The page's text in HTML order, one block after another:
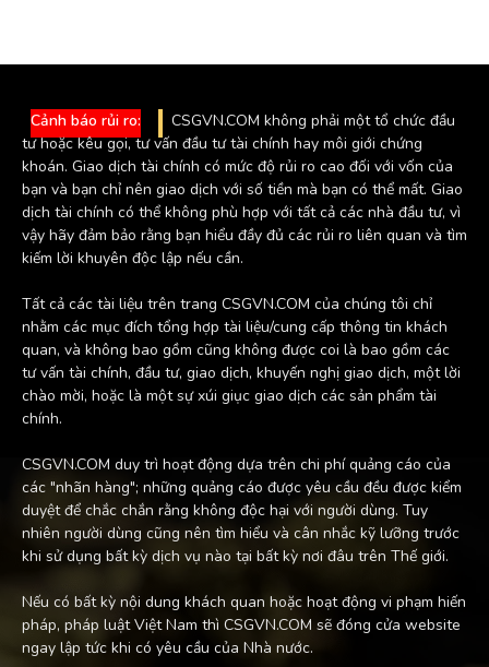
Cảnh báo rủi ro:
CSGVN.COM không phải một tổ chức đầu
tư hoặc kêu gọi, tư vấn đầu tư tài chính hay môi giới chứng
khoán. Giao dịch tài chính có mức độ rủi ro cao đối với vốn của
bạn và bạn chỉ nên giao dịch với số tiền mà bạn có thể mất. Giao
dịch tài chính có thể không phù hợp với tất cả các nhà đầu tư, vì
vậy hãy đảm bảo rằng bạn hiểu đầy đủ các rủi ro liên quan và tìm
kiếm lời khuyên độc lập nếu cần.
Tất cả các tài liệu trên trang CSGVN.COM của chúng tôi chỉ
nhằm các mục đích tổng hợp tài liệu/cung cấp thông tin khách
quan, và không bao gồm cũng không được coi là bao gồm các
tư vấn tài chính, đầu tư, giao dịch, khuyến nghị giao dịch, một lời
chào mời, hoặc là một sự xúi giục giao dịch các sản phẩm tài
chính.
CSGVN.COM duy trì hoạt động dựa trên chi phí quảng cáo của
các "nhãn hàng"; những quảng cáo được yêu cầu đều được kiểm
duyệt để chắc chắn rằng không độc hại với người dùng. Tuy
nhiên người dùng cũng nên tìm hiểu và cân nhắc kỹ lưỡng trước
khi sử dụng bất kỳ dịch vụ nào tại bất kỳ nơi đâu trên Thế giới.
Nếu có bất kỳ nội dung khách quan hoặc hoạt động vi phạm hiến
pháp, pháp luật Việt Nam thì CSGVN.COM sẽ đóng cửa website
ngay lập tức khi có yêu cầu của Nhà nước.